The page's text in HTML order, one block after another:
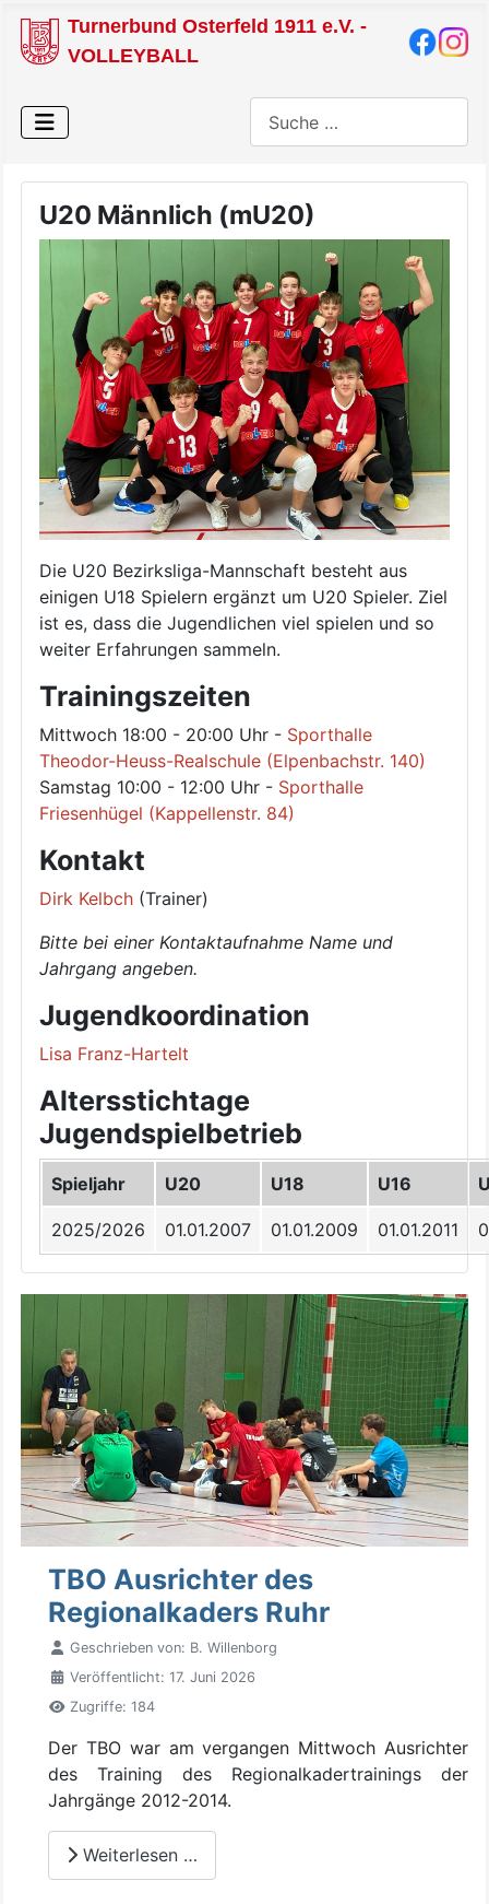
Turnerbund Osterfeld 1911 e.V. -
VOLLEYBALL
U20 Männlich (mU20)
Die U20 Bezirksliga-Mannschaft besteht aus
einigen U18 Spielern ergänzt um U20 Spieler. Ziel
ist es, dass die Jugendlichen viel spielen und so
weiter Erfahrungen sammeln.
Trainingszeiten
Mittwoch 18:00 - 20:00 Uhr - Sporthalle
Theodor-Heuss-Realschule (Elpenbachstr. 140)
Samstag 10:00 - 12:00 Uhr - Sporthalle
Friesenhügel (Kappellenstr. 84)
Kontakt
Dirk Kelbch (Trainer)
Bitte bei einer Kontaktaufnahme Name und
Jahrgang angeben.
Jugendkoordination
Lisa Franz-Hartelt
Altersstichtage
Jugendspielbetrieb
Spieljahr U20 U18 U16
2025/2026 01.01.2007 01.01.2009 01.01.2011
TBO Ausrichter des
Regionalkaders Ruhr
Geschrieben von: B. Willenborg
Veröffentlicht: 17. Juni 2026
Zugriffe: 184
Der TBO war am vergangen Mittwoch Ausrichter
des Training des Regionalkadertrainings der
Jahrgänge 2012-2014.
Weiterlesen …